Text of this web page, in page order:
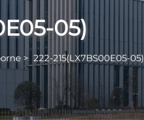
05)
> 222-215(LX7BS00E05-05)